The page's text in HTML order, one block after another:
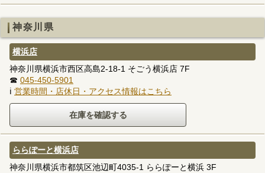
神奈川県
横浜店
神奈川県横浜市西区高島2-18-1 そごう横浜店 7F
☎ 045-450-5901
ℹ 営業時間・店休日・アクセス情報はこちら
ららぽーと横浜店
神奈川県横浜市都筑区池辺町4035-1 ららぽーと横浜 3F